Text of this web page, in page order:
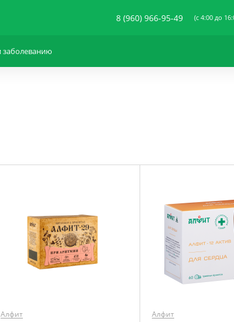
8 (960) 966-95-49 (c 4:00 до
Алфит Алфит